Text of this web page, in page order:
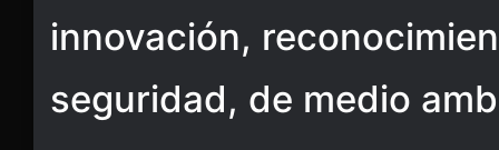
innovación,
seguridad, de medio